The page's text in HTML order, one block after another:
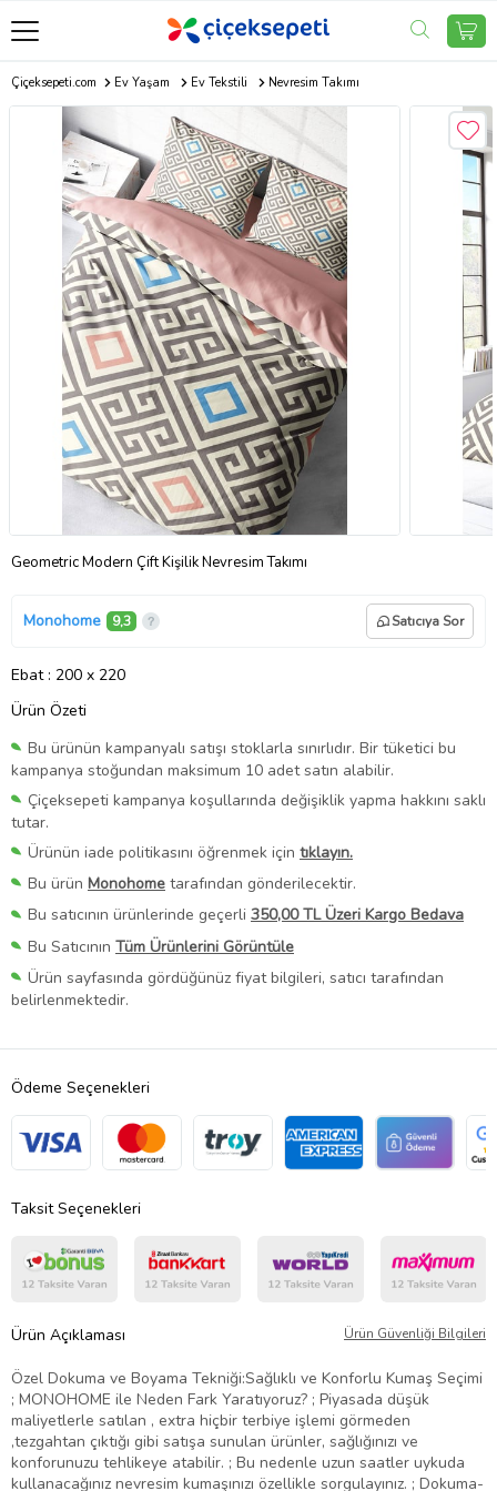
Çiçeksepeti.com Ev Yaşam Ev Tekstili Nevresim Takımı
Geometric Modern Çift Kişilik Nevresim Takımı
Monohome 9,3 Satıcıya Sor
Ebat : 200 x 220
Ürün Özeti
Bu ürünün kampanyalı satışı stoklarla sınırlıdır. Bir tüketici bu
kampanya stoğundan maksimum 10 adet satın alabilir.
Çiçeksepeti kampanya koşullarında değişiklik yapma hakkını saklı
tutar.
Ürünün iade politikasını öğrenmek için tıklayın.
Bu ürün Monohome tarafından gönderilecektir.
Bu satıcının ürünlerinde geçerli 350,00 TL Üzeri Kargo Bedava
Bu Satıcının Tüm Ürünlerini Görüntüle
Ürün sayfasında gördüğünüz fiyat bilgileri, satıcı tarafından
belirlenmektedir.
Ödeme Seçenekleri
Taksit Seçenekleri
Ürün Açıklaması Ürün Güvenliği Bilgileri
Özel Dokuma ve Boyama Tekniği:Sağlıklı ve Konforlu Kumaş Seçimi
; MONOHOME ile Neden Fark Yaratıyoruz? ; Piyasada düşük
maliyetlerle satılan , extra hiçbir terbiye işlemi görmeden
,tezgahtan çıktığı gibi satışa sunulan ürünler, sağlığınızı ve
konforunuzu tehlikeye atabilir. ; Bu nedenle uzun saatler uykuda
kullanacağınız nevresim kumaşınızı özellikle sorgulayınız. ; Dokuma-